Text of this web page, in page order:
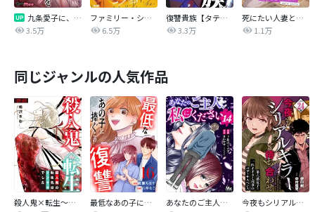
九条愛子に、凄惨なる死を【タテヨミ】
3.5万
ファミリー・ショー
6.5万
復讐貴族【タテヨミ】
3.3万
死にたい人妻と溺愛強盗【タテヨミ】
1.1万
同じジャンルの人気作品
殺人鬼×転生～殺人鬼の転生先はシンママでした～
最低なあの子に捧ぐこの復讐 分冊版
あなたのご主人、私にください
今夜もシリアルキラーと待ち合わせ 分冊版